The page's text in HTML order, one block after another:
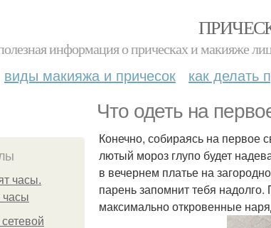
информация о прическах и макияже
виды макияжа и причесок как делать
Что одеть на
часы.
часы
Конечно, собираясь на первое
лютый мороз глупо будет
в вечернем платье на
парень запомнит тебя
максимально откровенные